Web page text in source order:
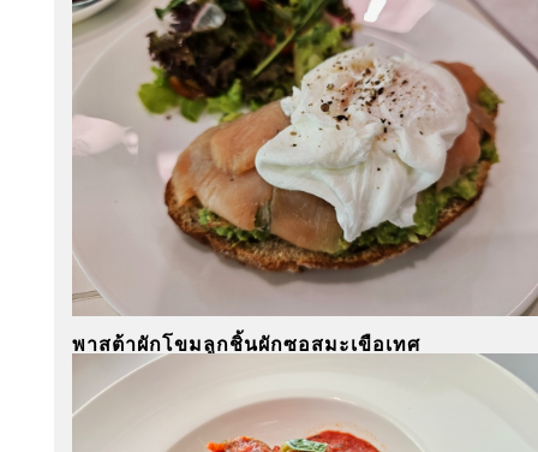
พาสต้าผักโขมลูกชิ้นผักซอสมะเขือเทศ